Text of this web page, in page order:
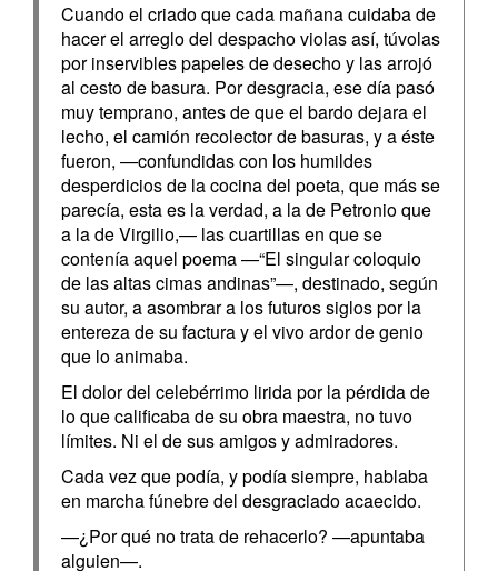
Cuando el criado que cada mañana cuidaba de
hacer el arreglo del despacho violas así, túvolas
por inservibles papeles de desecho y las arrojó
al cesto de basura. Por desgracia, ese día pasó
muy temprano, antes de que el bardo dejara el
lecho, el camión recolector de basuras, y a éste
fueron, —confundidas con los humildes
desperdicios de la cocina del poeta, que más se
parecía, esta es la verdad, a la de Petronio que
a la de Virgilio,— las cuartillas en que se
contenía aquel poema —“El singular coloquio
de las altas cimas andinas”—, destinado, según
su autor, a asombrar a los futuros siglos por la
entereza de su factura y el vivo ardor de genio
que lo animaba.
El dolor del celebérrimo lirida por la pérdida de
lo que calificaba de su obra maestra, no tuvo
límites. Ni el de sus amigos y admiradores.
Cada vez que podía, y podía siempre, hablaba
en marcha fúnebre del desgraciado acaecido.
—¿Por qué no trata de rehacerlo? —apuntaba
alguien—.